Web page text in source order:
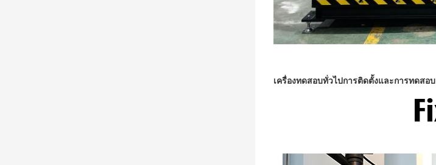
เครื่องทดสอบทั่วไปการติดตั้งและการทดสอบ